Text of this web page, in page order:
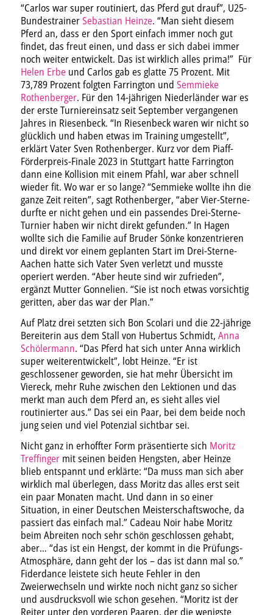
“Carlos war super routiniert, das Pferd gut drauf”, U25-
BundestrainerSebastian Heinze. “Man sieht diesem
Pferd an, dass er den Sport einfach immer noch gut
findet, das freut einen, und dass er sich dabei immer
noch weiter entwickelt. Das ist wirklich alles prima!” Für
Helen Erbe und Carlos gab es glatte 75 Prozent. Mit
73,789 Prozent folgten Farrington und Semmieke
Rothenberger. Für den 14-jährigen Niederländer war es
der erste Turniereinsatz seit September vergangenen
Jahres in Riesenbeck. “In Riesenbeck waren wir nicht so
glücklich und haben etwas im Training umgestellt”,
erklärt Vater Sven Rothenberger. Kurz vor dem Piaff-
Förderpreis-Finale 2023 in Stuttgart hatte Farrington
dann eine Kollision mit einem Pfahl, war aber schnell
wieder fit. Wo war er so lange? “Semmieke wollte ihn die
ganze Zeit reiten”, sagt Rothenberger, “aber Vier-Sterne-
durfte er nicht gehen und ein passendes Drei-Sterne-
Turnier haben wir nicht direkt gefunden.” In Hagen
wollte sich die Familie auf Bruder Sönke konzentrieren
und direkt vor einem geplanten Start im Drei-Sterne-
Aachen hatte sich Vater Sven verletzt und musste
operiert werden. “Aber heute sind wir zufrieden”,
ergänzt Mutter Gonnelien. “Sie ist noch etwas vorsichtig
geritten, aber das war der Plan.”
Auf Platz drei setzten sich Bon Scolari und die 22-jährige
Bereiterin aus dem Stall von Hubertus Schmidt, Anna
Schölermann. “Das Pferd hat sich unter Anna wirklich
super weiterentwickelt”, lobt Heinze. “Er ist
geschlossener geworden, sie hat mehr Übersicht im
Viereck, mehr Ruhe zwischen den Lektionen und das
merkt man auch dem Pferd an, es sieht alles viel
routinierter aus.” Das sei ein Paar, bei dem beide noch
jung seien und viel Potenzial sichtbar sei.
Nicht ganz in erhoffter Form präsentierte sich Moritz
Treffingermit seinen beiden Hengsten, aber Heinze
blieb entspannt und erklärte: “Da muss man sich aber
wirklich mal überlegen, dass Moritz das alles erst seit
ein paar Monaten macht. Und dann in so einer
Situation, in einer Deutschen Meisterschaftswoche, da
passiert das einfach mal.” Cadeau Noir habe Moritz
beim Abreiten noch sehr schön geschlossen gehabt,
aber… “das ist ein Hengst, der kommt in die Prüfungs-
Atmosphäre, dann geht der los – das ist dann mal so.”
Fiderdance leistete sich heute Fehler in den
Zweierwechseln und wirkte noch nicht ganz so sicher
und ausdrucksvoll wie schon gesehen. “Moritz ist der
Reiter unter den vorderen Paaren, der die wenigste